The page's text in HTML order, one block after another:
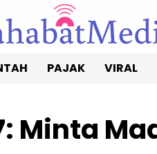
PAJAK VIRAL
Minta